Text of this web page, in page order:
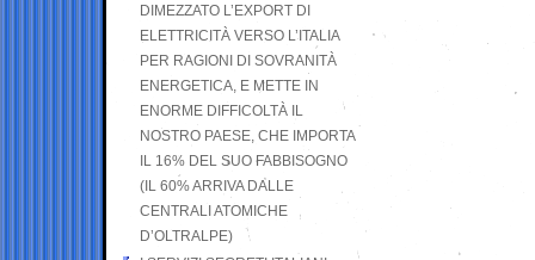
DIMEZZATO L’EXPORT DI
ELETTRICITÀ VERSO L’ITALIA
PER RAGIONI DI SOVRANITÀ
ENERGETICA, E METTE IN
ENORME DIFFICOLTÀ IL
NOSTRO PAESE, CHE IMPORTA
IL 16% DEL SUO FABBISOGNO
(IL 60% ARRIVA DALLE
CENTRALI ATOMICHE
D’OLTRALPE)